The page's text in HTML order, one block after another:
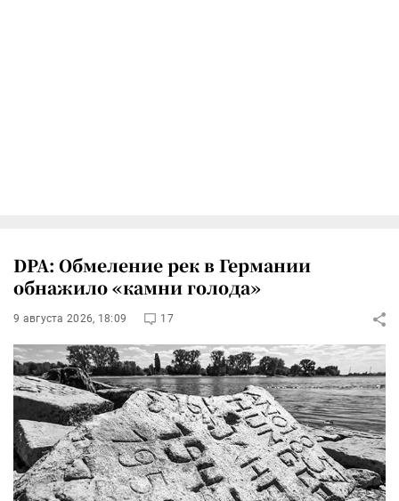
DPA: Обмеление рек в Германии
обнажило «камни голода»
9 августа 2026, 18:09 17